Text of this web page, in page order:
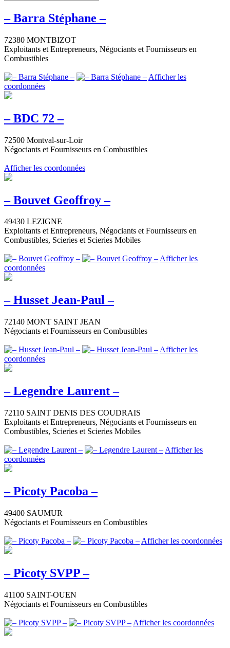
– Barra Stéphane –
72380 MONTBIZOT
Exploitants et Entrepreneurs, Négociants et Fournisseurs en
Combustibles
Afficher les
coordonnées
– BDC 72 –
72500 Montval-sur-Loir
Négociants et Fournisseurs en Combustibles
Afficher les coordonnées
– Bouvet Geoffroy –
49430 LEZIGNE
Exploitants et Entrepreneurs, Négociants et Fournisseurs en
Combustibles, Scieries et Scieries Mobiles
Afficher les
coordonnées
– Husset Jean-Paul –
72140 MONT SAINT JEAN
Négociants et Fournisseurs en Combustibles
Afficher les
coordonnées
– Legendre Laurent –
72110 SAINT DENIS DES COUDRAIS
Exploitants et Entrepreneurs, Négociants et Fournisseurs en
Combustibles, Scieries et Scieries Mobiles
Afficher les
coordonnées
– Picoty Pacoba –
49400 SAUMUR
Négociants et Fournisseurs en Combustibles
Afficher les coordonnées
– Picoty SVPP –
41100 SAINT-OUEN
Négociants et Fournisseurs en Combustibles
Afficher les coordonnées